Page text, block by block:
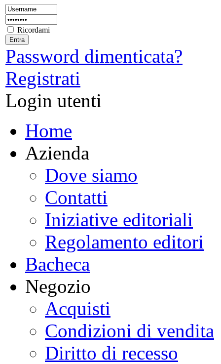
Ricordami
Password dimenticata?
Registrati
Login utenti
Home
Azienda
Dove siamo
Contatti
Iniziative editoriali
Regolamento editori
Bacheca
Negozio
Acquisti
Condizioni di vendita
Diritto di recesso